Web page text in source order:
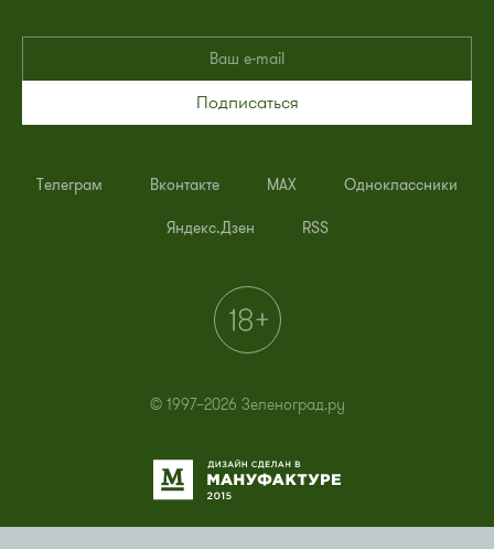
Подписаться
Телеграм Вконтакте MAX Одноклассники
Яндекс.Дзен RSS
© 1997–2026 Зеленоград.ру